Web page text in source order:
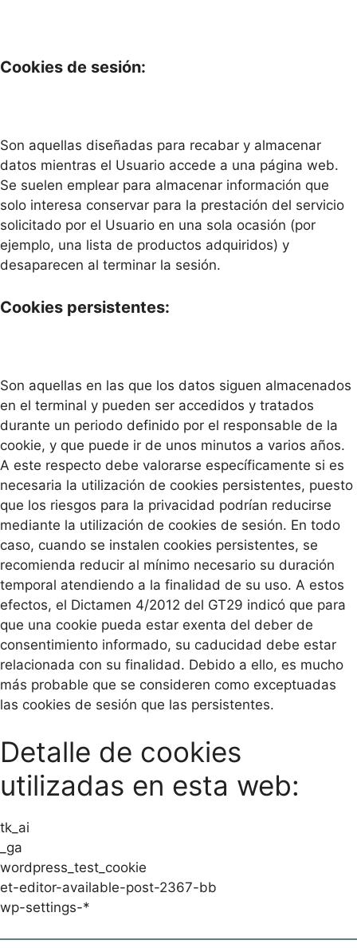
Cookies de sesión:
Son aquellas diseñadas para recabar y almacenar
datos mientras el Usuario accede a una página web.
Se suelen emplear para almacenar información que
solo interesa conservar para la prestación del servicio
solicitado por el Usuario en una sola ocasión (por
ejemplo, una lista de productos adquiridos) y
desaparecen al terminar la sesión.
Cookies persistentes:
Son aquellas en las que los datos siguen almacenados
en el terminal y pueden ser accedidos y tratados
durante un periodo definido por el responsable de la
cookie, y que puede ir de unos minutos a varios años.
A este respecto debe valorarse específicamente si es
necesaria la utilización de cookies persistentes, puesto
que los riesgos para la privacidad podrían reducirse
mediante la utilización de cookies de sesión. En todo
caso, cuando se instalen cookies persistentes, se
recomienda reducir al mínimo necesario su duración
temporal atendiendo a la finalidad de su uso. A estos
efectos, el Dictamen 4/2012 del GT29 indicó que para
que una cookie pueda estar exenta del deber de
consentimiento informado, su caducidad debe estar
relacionada con su finalidad. Debido a ello, es mucho
más probable que se consideren como exceptuadas
las cookies de sesión que las persistentes.
Detalle de cookies
utilizadas en esta web:
tk_ai
_ga
wordpress_test_cookie
et-editor-available-post-2367-bb
wp-settings-*